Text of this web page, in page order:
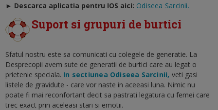
► Descarca aplicatia pentru IOS aici: Odiseea Sarcinii.
Suport si grupuri de burtici
Sfatul nostru este sa comunicati cu colegele de generatie. La
Desprecopii avem sute de generatii de burtici care au legat o
prietenie speciala. In sectiunea Odiseea Sarcinii, veti gasi
listele de gravidute - care vor naste in aceeasi luna. Nimic nu
poate fi mai reconfortant decit sa pastrati legatura cu femei care
trec exact prin aceleasi stari si emotii.